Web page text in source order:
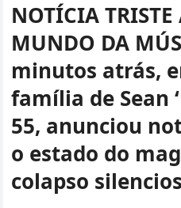
NOTÍCIA
MUNDO DA
minutos atrás,
família de Sean
55, anunciou
o estado do
colapso